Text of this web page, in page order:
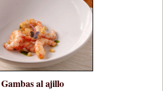
Gambas al ajillo